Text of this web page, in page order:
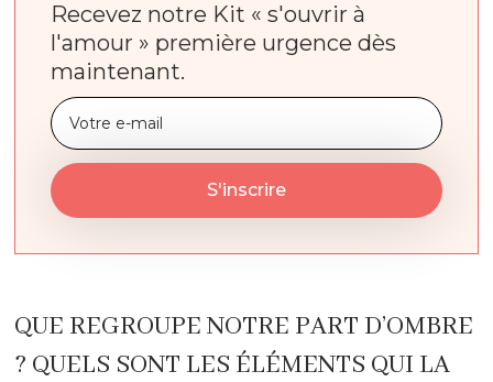
Recevez notre Kit « s'ouvrir à
l'amour » première urgence dès
maintenant.
QUE REGROUPE NOTRE PART D’OMBRE
? QUELS SONT LES ÉLÉMENTS QUI LA